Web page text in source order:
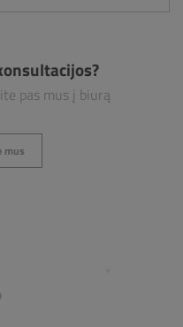
pas mus į biurą
mus